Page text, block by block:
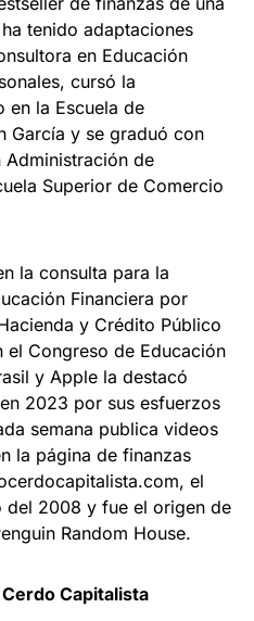
tenido adaptaciones
en Educación
cursó la
en la Escuela de
García y se graduó con
Administración de
Superior de Comercio
la consulta para la
Financiera por
y Crédito Público
el Congreso de Educación
y Apple la destacó
2023 por sus esfuerzos
semana publica videos
la página de finanzas
el
2008 y fue el origen de
Random House.
Capitalista